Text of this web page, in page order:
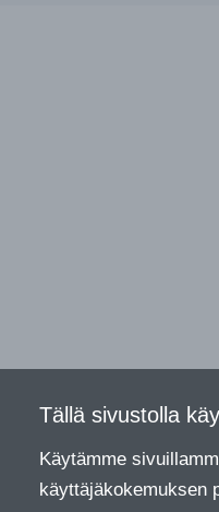
Tällä sivustolla
Käytämme
käyttäjäkokemuksen